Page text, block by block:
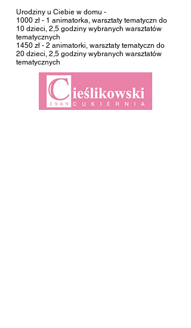
Urodziny u Ciebie w domu -
1 000 zł - 1 animatorka, warsztaty tematyczn do
10 dzieci, 2,5 godziny wybranych warsztatów
tematycznych
1450 zł - 2 animatorki, warsztaty tematyczn do
20 dzieci, 2,5 godziny wybranych warsztatów
tematycznych